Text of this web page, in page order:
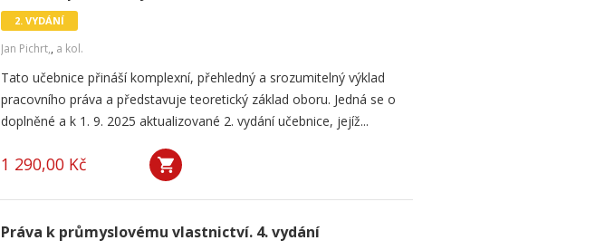
2. VYDÁNÍ
Jan Pichrt,, a kol.
Tato učebnice přináší komplexní, přehledný a srozumitelný výklad
pracovního práva a představuje teoretický základ oboru. Jedná se o
doplněné a k 1. 9. 2025 aktualizované 2. vydání učebnice, jejíž...
1 290,00 Kč
Práva k průmyslovému vlastnictví. 4. vydání